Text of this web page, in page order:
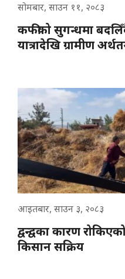
सोमबार, साउन ११, २०८३
कफीको सुगन्धमा
यात्रादेखि ग्रामीण
आइतबार, साउन ३, २०८३
द्वन्द्वका कारण
किसान सक्रिय